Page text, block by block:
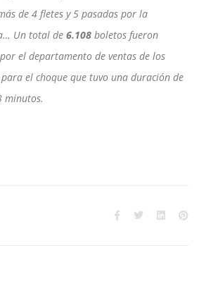
de 4 fletes y 5 pasadas por la
Un total de 6.108 boletos fueron
el departamento de ventas de los
el choque que tuvo una duración de
minutos.